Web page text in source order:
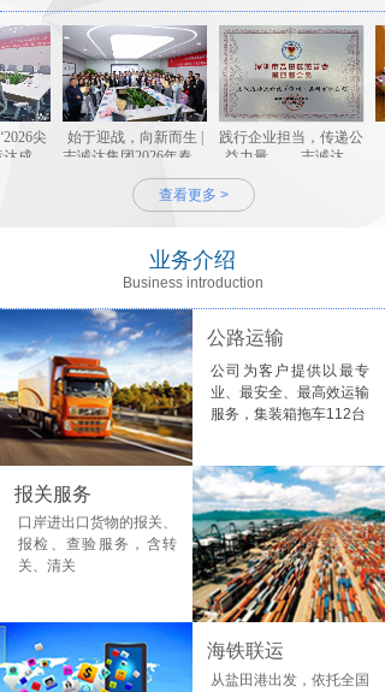
尖
成与
始于迎战，向新而生 |
志诚达集团2026年春运
总结表彰大会隆重召开
践行企业担当，传递公
益力量 ——志诚达物
流科技集团加入盐田区
第四届慈善会
查看更多 >
业务介绍
Business introduction
公路运输
公司为客户提供以最专
业、最安全、最高效运输
服务，集装箱拖车112台
报关服务
口岸进出口货物的报关、
报检、查验服务，含转
关、清关
海铁联运
从盐田港出发，依托全国